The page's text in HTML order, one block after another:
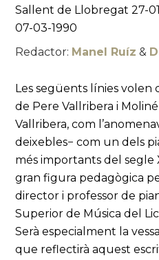
Sallent de Llobregat 27-
07-03-1990
Redactor: Manel Ruíz &
Les següents línies volen
de Pere Vallribera i
Vallribera, com
deixebles− com un dels
més importants del segle
gran figura pedagògica
director i professor de
Superior de Música del
Serà especialment la
que reflectirà aquest